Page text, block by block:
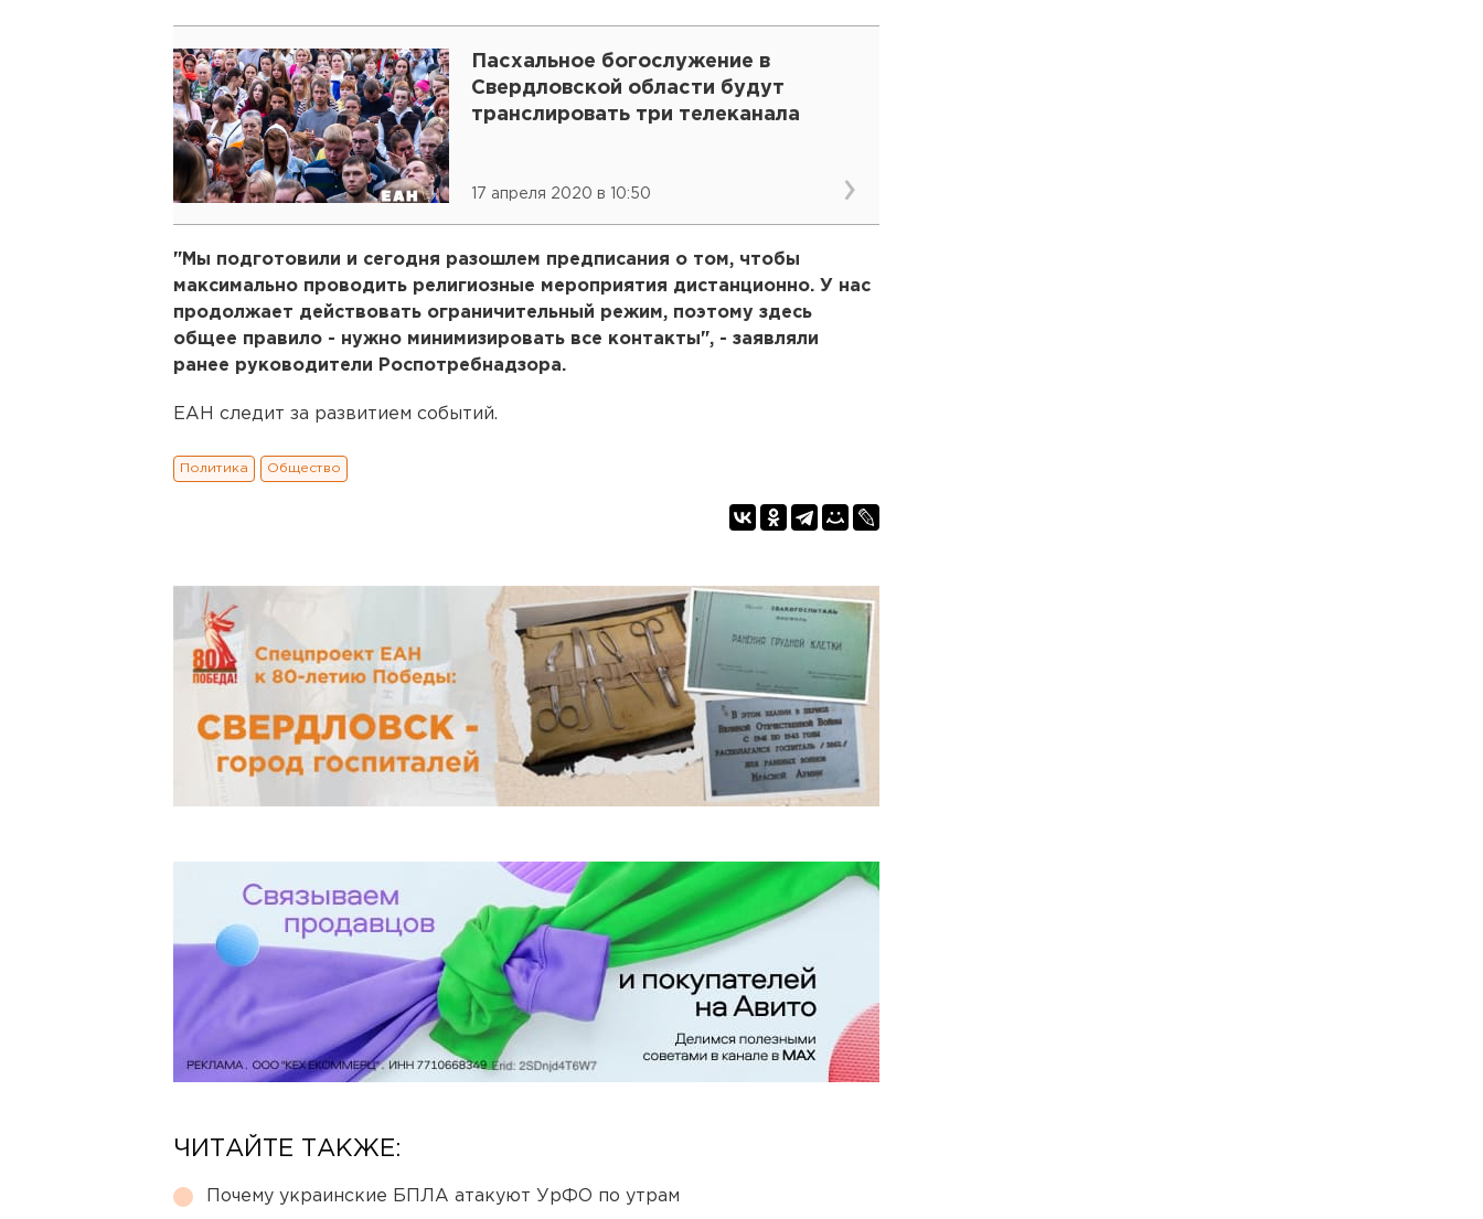
Пасхальное богослужение в
Свердловской области будут
транслировать три телеканала
17 апреля 2020 в 10:50
"Мы подготовили и сегодня разошлем предписания о том, чтобы
максимально проводить религиозные мероприятия дистанционно. У нас
продолжает действовать ограничительный режим, поэтому здесь
общее правило - нужно минимизировать все контакты", - заявляли
ранее руководители Роспотребнадзора.
ЕАН следит за развитием событий.
Политика Общество
ЧИТАЙТЕ ТАКЖЕ:
Почему украинские БПЛА атакуют УрФО по утрам